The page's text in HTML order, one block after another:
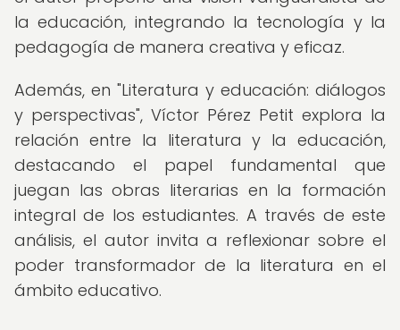
la educación, integrando la tecnología y la
pedagogía de manera creativa y eficaz.
Además, en "Literatura y educación: diálogos
y perspectivas", Víctor Pérez Petit explora la
relación entre la literatura y la educación,
destacando el papel fundamental que
juegan las obras literarias en la formación
integral de los estudiantes. A través de este
análisis, el autor invita a reflexionar sobre el
poder transformador de la literatura en el
ámbito educativo.